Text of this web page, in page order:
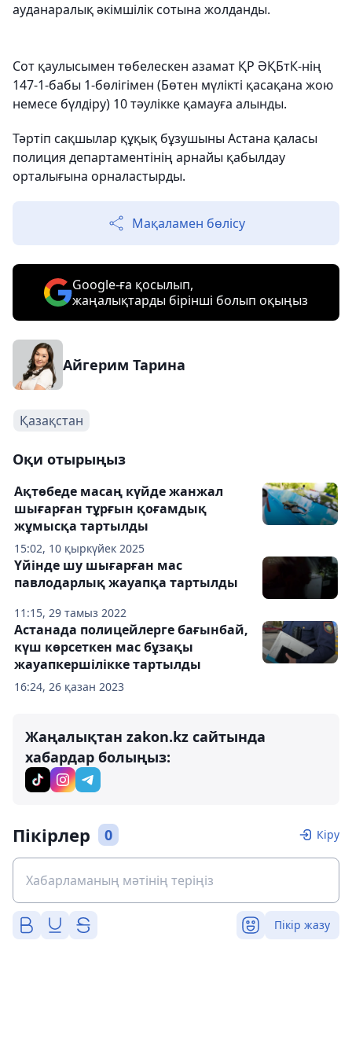
ауданаралық әкімшілік сотына жолданды.
Сот қаулысымен төбелескен азамат ҚР ӘҚБтК-нің
147-1-бабы 1-бөлігімен (Бөтен мүлікті қасақана жою
немесе бүлдіру) 10 тәулікке қамауға алынды.
Тәртіп сақшылар құқық бұзушыны Астана қаласы
полиция департаментінің арнайы қабылдау
орталығына орналастырды.
Мақаламен бөлісу
Google-ға қосылып,
жаңалықтарды бірінші болып оқыңыз
Айгерим Тарина
Қазақстан
Оқи отырыңыз
15:02, 10 қыркүйек 2025
Ақтөбеде масаң күйде жанжал
шығарған тұрғын қоғамдық
жұмысқа тартылды
11:15, 29 тамыз 2022
Үйінде шу шығарған мас
павлодарлық жауапқа тартылды
16:24, 26 қазан 2023
Астанада полицейлерге бағынбай,
күш көрсеткен мас бұзақы
жауапкершілікке тартылды
Жаңалықтан zakon.kz сайтында
хабардар болыңыз:
Пікірлер 0 Кіру
Пікір жазу